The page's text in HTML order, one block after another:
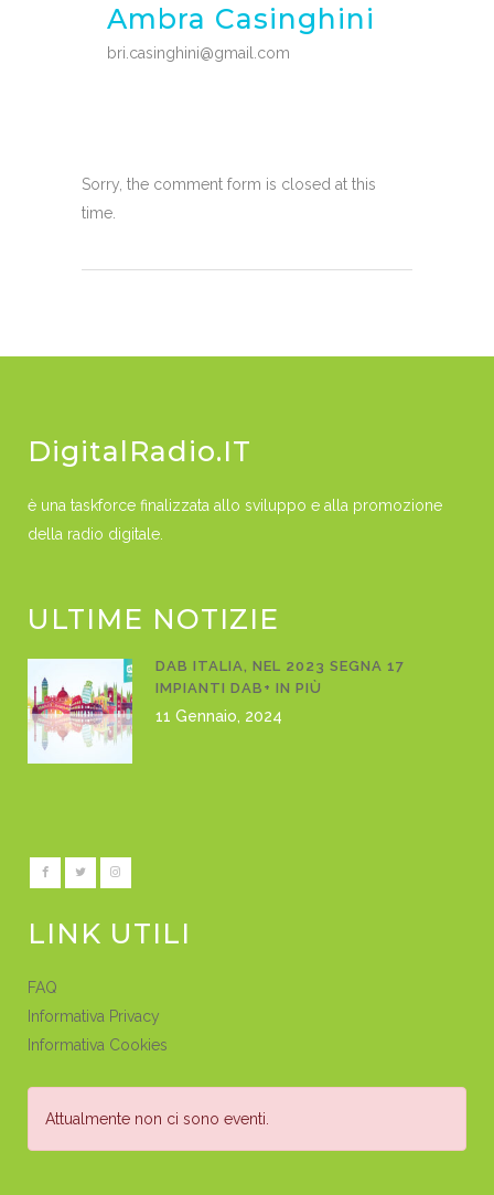
Ambra Casinghini
bri.casinghini@gmail.com
Sorry, the comment form is closed at this
time.
DigitalRadio.IT
è una taskforce finalizzata allo sviluppo e alla promozione
della radio digitale.
ULTIME NOTIZIE
DAB ITALIA, NEL 2023 SEGNA 17
IMPIANTI DAB+ IN PIÙ
11 Gennaio, 2024
LINK UTILI
FAQ
Informativa Privacy
Informativa Cookies
Attualmente non ci sono eventi.